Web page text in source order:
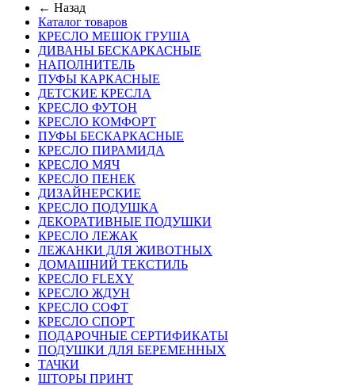
← Назад
Каталог товаров
КРЕСЛО МЕШОК ГРУША
ДИВАНЫ БЕСКАРКАСНЫЕ
НАПОЛНИТЕЛЬ
ПУФЫ КАРКАСНЫЕ
ДЕТСКИЕ КРЕСЛА
КРЕСЛО ФУТОН
КРЕСЛО КОМФОРТ
ПУФЫ БЕСКАРКАСНЫЕ
КРЕСЛО ПИРАМИДА
КРЕСЛО МЯЧ
КРЕСЛО ПЕНЕК
ДИЗАЙНЕРСКИЕ
КРЕСЛО ПОДУШКА
ДЕКОРАТИВНЫЕ ПОДУШКИ
КРЕСЛО ЛЕЖАК
ЛЕЖАНКИ ДЛЯ ЖИВОТНЫХ
ДОМАШНИЙ ТЕКСТИЛЬ
КРЕСЛО FLEXY
КРЕСЛО ЖДУН
КРЕСЛО СОФТ
КРЕСЛО СПОРТ
ПОДАРОЧНЫЕ СЕРТИФИКАТЫ
ПОДУШКИ ДЛЯ БЕРЕМЕННЫХ
ТАЧКИ
ШТОРЫ ПРИНТ